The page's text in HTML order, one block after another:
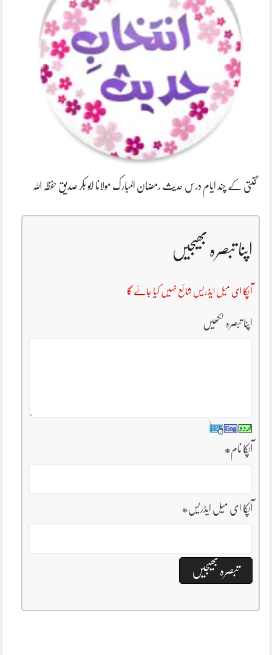
گنتی کے چند ایام درسِ حدیث رمضان المبارک مولانا ابو بکر صدیق حفظہ اللہ
اپنا تبصرہ بھیجیں
آپکا ای میل ایڈریس شائع نہیں کیا جائے گا
اپنا تبصرہ لکھیں
آپکا نام*
آپکا ای میل ایڈریس*